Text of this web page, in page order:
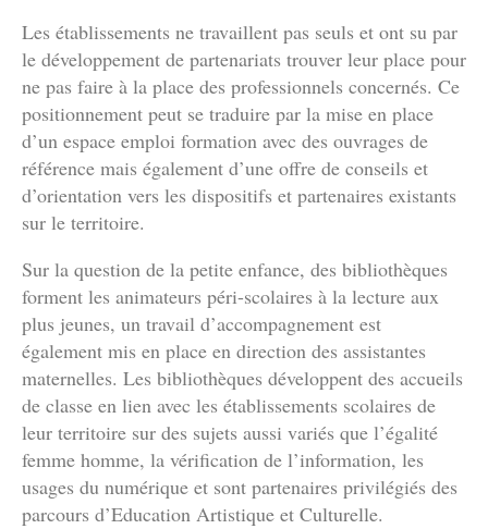
Les établissements ne travaillent pas seuls et ont su par
le développement de partenariats trouver leur place pour
ne pas faire à la place des professionnels concernés. Ce
positionnement peut se traduire par la mise en place
d’un espace emploi formation avec des ouvrages de
référence mais également d’une offre de conseils et
d’orientation vers les dispositifs et partenaires existants
sur le territoire.
Sur la question de la petite enfance, des bibliothèques
forment les animateurs péri-scolaires à la lecture aux
plus jeunes, un travail d’accompagnement est
également mis en place en direction des assistantes
maternelles. Les bibliothèques développent des accueils
de classe en lien avec les établissements scolaires de
leur territoire sur des sujets aussi variés que l’égalité
femme homme, la vérification de l’information, les
usages du numérique et sont partenaires privilégiés des
parcours d’Education Artistique et Culturelle.